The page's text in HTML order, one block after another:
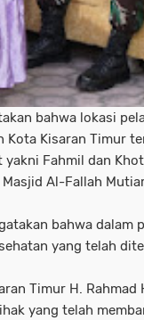
bahwa lokasi
Kota Kisaran Timur
Fahmil dan
Al-Fallah
bahwa
yang telah
Timur H. Rahmad
yang telah